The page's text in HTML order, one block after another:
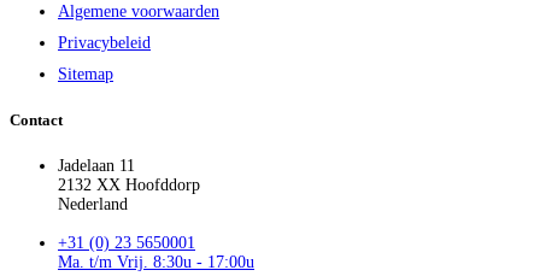
Algemene voorwaarden
Privacybeleid
Sitemap
Contact
Jadelaan 11
2132 XX Hoofddorp
Nederland
+31 (0) 23 5650001
Ma. t/m Vrij. 8:30u - 17:00u